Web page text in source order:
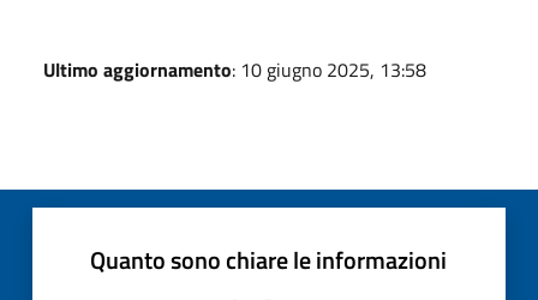
Ultimo aggiornamento: 10 giugno 2025, 13:58
Quanto sono chiare le informazioni